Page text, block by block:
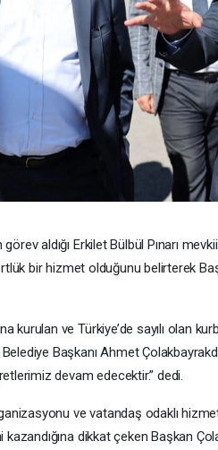
aldığı Erkilet Bülbül Pınarı
bir hizmet olduğunu belirterek
kurulan ve Türkiye’de sayılı olan
Başkanı Ahmet
devam edecektir.” dedi.
ve vatandaş odaklı
dikkat çeken Başkan